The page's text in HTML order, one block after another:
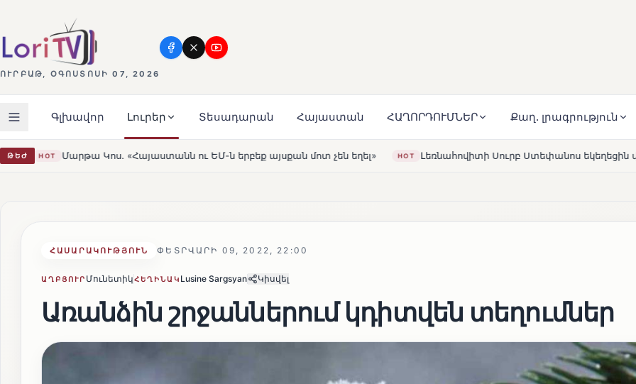
ՈՒՐԲԱԹ, ՕԳՈՍՏՈՍԻ 07, 2026
Գլխավոր Լուրեր Տեսադարան Հայաստան ՀԱՂՈՐԴՈՒՄՆԵՐ Քաղ. լրագրություն
ԹԵԺ ու ԵՄ-ն երբեք այսքան մոտ չեն եղել» HOT Լեռնահովիտի Սուրբ Ստեփանոս եկեղեցին վերակառուցվել է
ՀԱՍԱՐԱԿՈՒԹՅՈՒՆ ՓԵՏՐՎԱՐԻ 09, 2022, 22:00
ԱՂԲՅՈՒՐ ՄունետիկՀԵՂԻՆԱԿ Lusine Sargsyan Կիսվել
Առանձին շրջաններում կդիտվեն տեղումներ